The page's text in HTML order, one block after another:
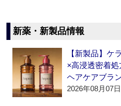
新薬・新製品情報
【新製品】ケ
×高浸透密着
ヘアケアブラ
2026年08月07